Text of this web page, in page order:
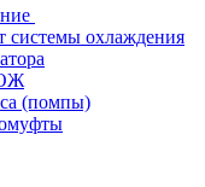
системы охлаждения
ОЖ
(помпы)